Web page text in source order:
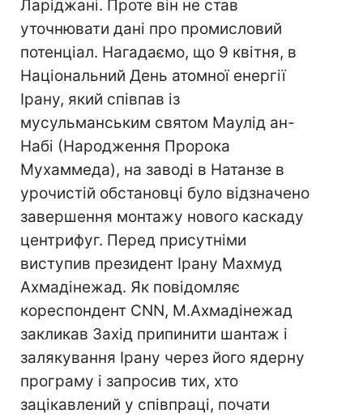
Ларіджані. Проте він не став
уточнювати дані про промисловий
потенціал. Нагадаємо, що 9 квітня, в
Національний День атомної енергії
Ірану, який співпав із
мусульманським святом Маулід ан-
Набі (Народження Пророка
Мухаммеда), на заводі в Натанзе в
урочистій обстановці було відзначено
завершення монтажу нового каскаду
центрифуг. Перед присутніми
виступив президент Ірану Махмуд
Ахмадінежад. Як повідомляє
кореспондент CNN, М.Ахмадінежад
закликав Захід припинити шантаж і
залякування Ірану через його ядерну
програму і запросив тих, хто
зацікавлений у співпраці, почати